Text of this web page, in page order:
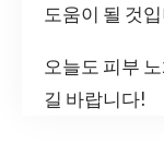
도움이 될 것
오늘도 피부
길 바랍니다!